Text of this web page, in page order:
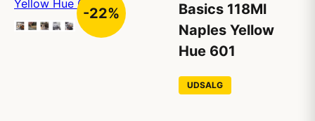
-22%
Basics 118Ml
Naples Yellow
Hue 601
UDSALG